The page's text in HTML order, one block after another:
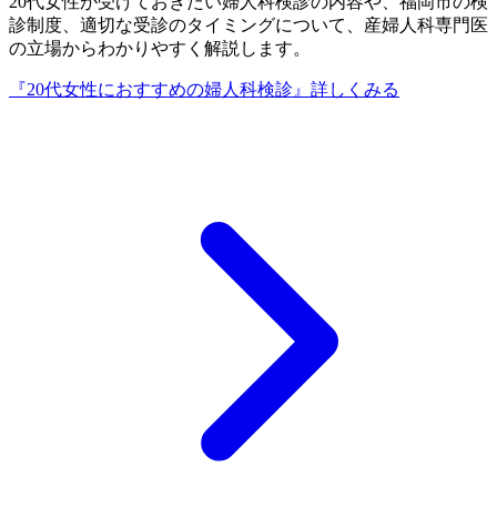
診制度、適切な受診のタイミングについて、産婦人科専門医
の立場からわかりやすく解説します。
『20代女性におすすめの婦人科検診』 詳しくみる